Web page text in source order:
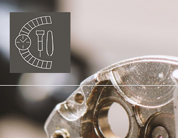
内
ス
ッ
岡山の時
オーバー
ル ウオ